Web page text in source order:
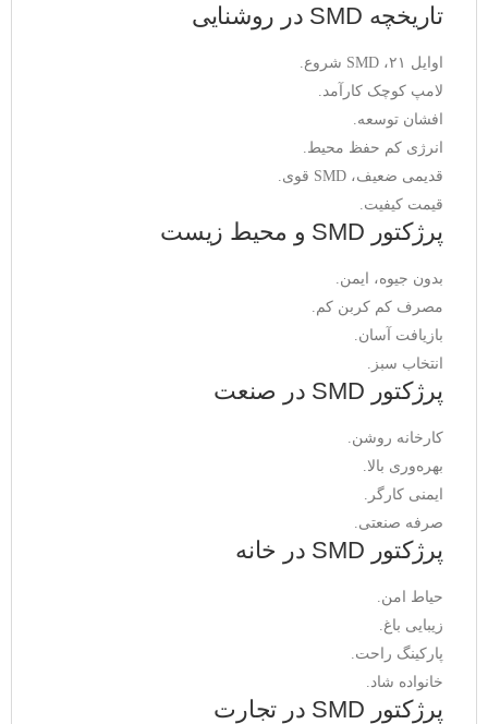
تاریخچه SMD در روشنایی
اوایل ۲۱، SMD شروع.
لامپ کوچک کارآمد.
افشان توسعه.
انرژی کم حفظ محیط.
قدیمی ضعیف، SMD قوی.
قیمت کیفیت.
پرژکتور SMD و محیط زیست
بدون جیوه، ایمن.
مصرف کم کربن کم.
بازیافت آسان.
انتخاب سبز.
پرژکتور SMD در صنعت
کارخانه روشن.
بهره‌وری بالا.
ایمنی کارگر.
صرفه صنعتی.
پرژکتور SMD در خانه
حیاط امن.
زیبایی باغ.
پارکینگ راحت.
خانواده شاد.
پرژکتور SMD در تجارت